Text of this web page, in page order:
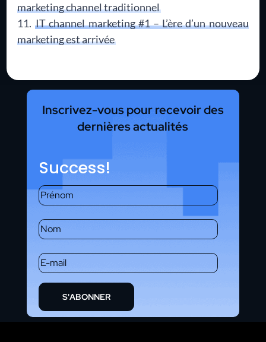
marketing channel traditionnel
IT channel marketing #1 – L’ère d’un nouveau
marketing est arrivée
Inscrivez-vous pour recevoir des
dernières actualités
Success!
S'ABONNER